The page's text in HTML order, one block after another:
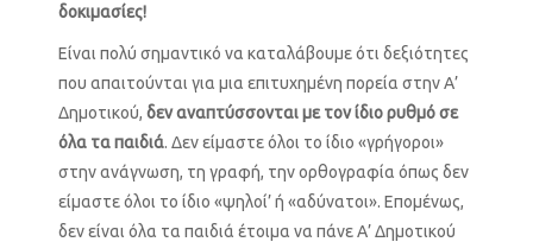
δοκιμασίες!
Είναι πολύ σημαντικό να καταλάβουμε ότι δεξιότητες
που απαιτούνται για μια επιτυχημένη πορεία στην Α’
Δημοτικού, δεν αναπτύσσονται με τον ίδιο ρυθμό σε
όλα τα παιδιά. Δεν είμαστε όλοι το ίδιο «γρήγοροι»
στην ανάγνωση, τη γραφή, την ορθογραφία όπως δεν
είμαστε όλοι το ίδιο «ψηλοί’ ή «αδύνατοι». Επομένως,
δεν είναι όλα τα παιδιά έτοιμα να πάνε Α’ Δημοτικού